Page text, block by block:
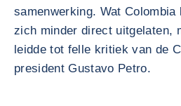
samenwerking. Wat
zich minder direct uitgelaten,
leidde tot felle kritiek van de
president Gustavo Petro.